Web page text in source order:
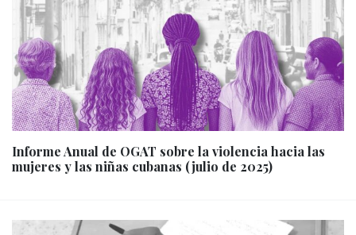
Informe Anual de OGAT sobre la violencia hacia las
mujeres y las niñas cubanas (julio de 2025)